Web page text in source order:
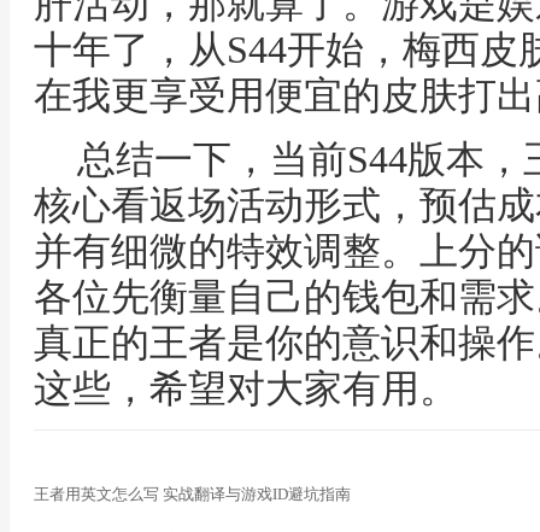
十年了，从S44开始，梅西
在我更享受用便宜的皮肤打
总结一下，当前S44版本
核心看返场活动形式，预估
并有细微的特效调整。上分
各位先衡量自己的钱包和需
真正的王者是你的意识和操
这些，希望对大家有用。
王者用英文怎么写 实战翻译与游戏ID避坑指南